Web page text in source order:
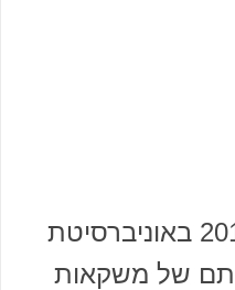
מחקר שנערך בשנת 2012 באוניברסיטת
של משקאות